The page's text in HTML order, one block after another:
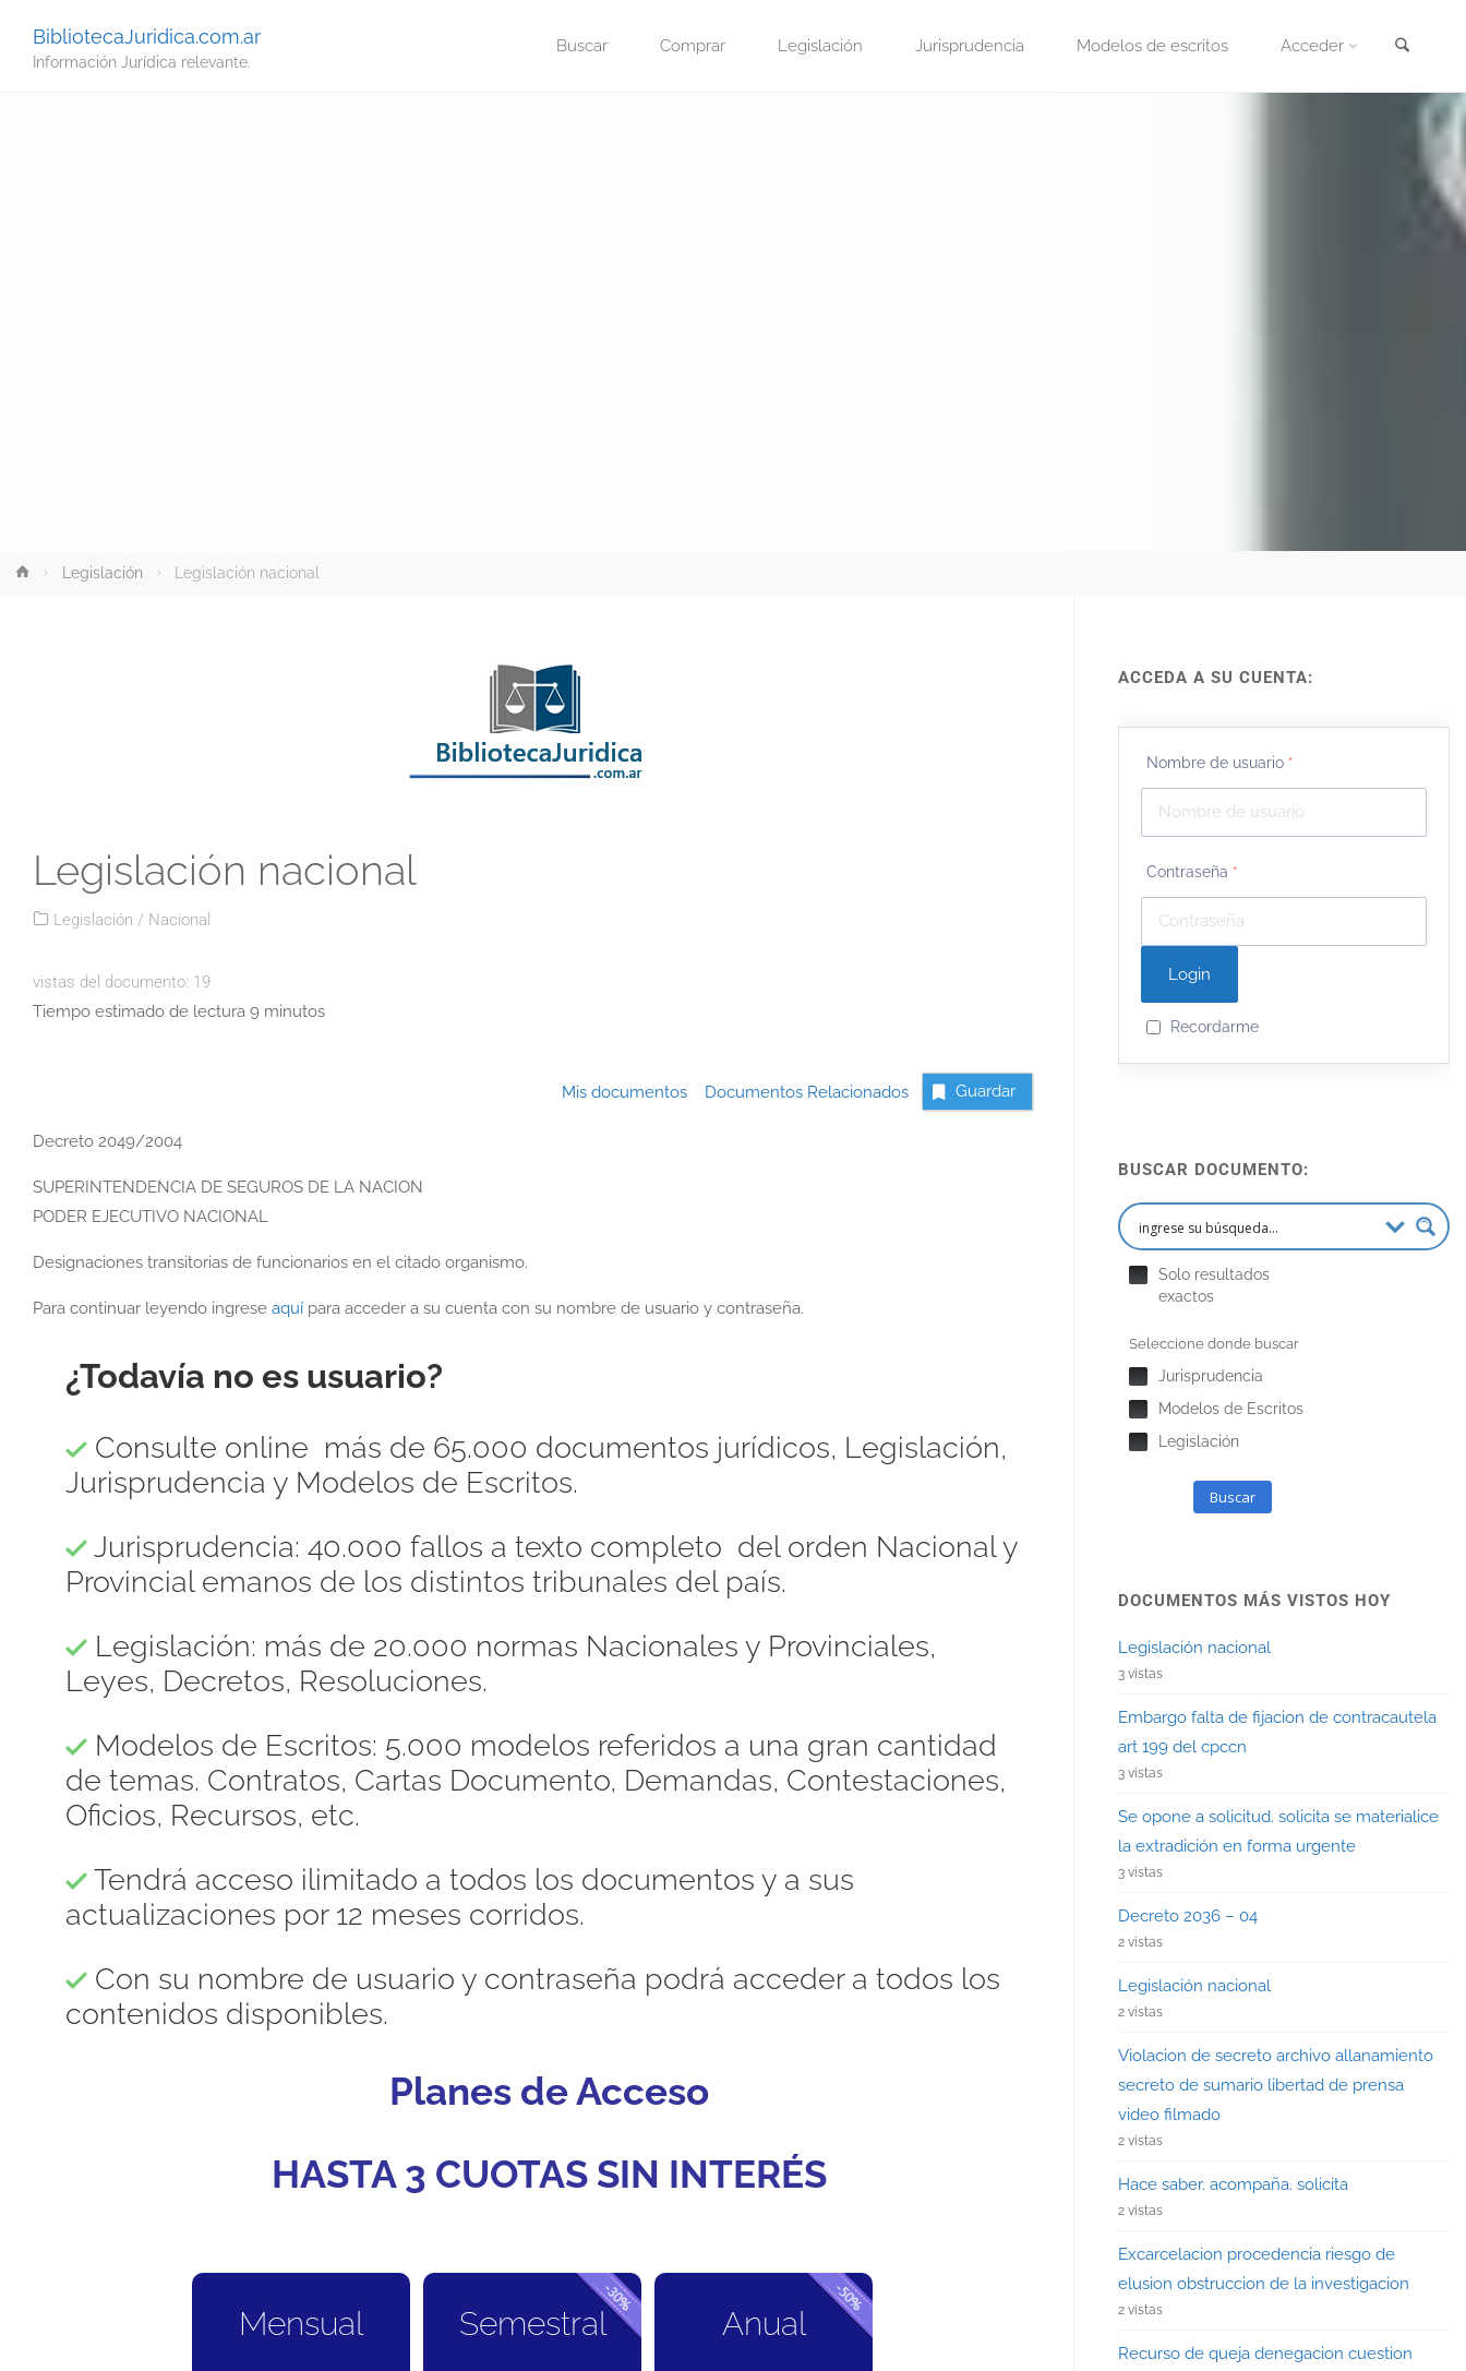
BibliotecaJuridica.com.ar
Información Jurídica relevante.
Buscar Comprar Legislación Jurisprudencia Modelos de escritos Acceder
Inicio Legislación Legislación nacional
Legislación nacional
Legislación / Nacional
vistas del documento: 19
Tiempo estimado de lectura 9 minutos
Mis documentosDocumentos Relacionados Guardar
Decreto 2049/2004
SUPERINTENDENCIA DE SEGUROS DE LA NACION
PODER EJECUTIVO NACIONAL
Designaciones transitorias de funcionarios en el citado organismo.
Para continuar leyendo ingrese aquí para acceder a su cuenta con su nombre de usuario y contraseña.
¿Todavía no es usuario?
Consulte online más de 65.000 documentos jurídicos, Legislación,
Jurisprudencia y Modelos de Escritos.
Jurisprudencia: 40.000 fallos a texto completo del orden Nacional y
Provincial emanos de los distintos tribunales del país.
Legislación: más de 20.000 normas Nacionales y Provinciales,
Leyes, Decretos, Resoluciones.
Modelos de Escritos: 5.000 modelos referidos a una gran cantidad
de temas. Contratos, Cartas Documento, Demandas, Contestaciones,
Oficios, Recursos, etc.
Tendrá acceso ilimitado a todos los documentos y a sus
actualizaciones por 12 meses corridos.
Con su nombre de usuario y contraseña podrá acceder a todos los
contenidos disponibles.
Planes de Acceso
HASTA 3 CUOTAS SIN INTERÉS
Mensual Semestral Anual
ACCEDA A SU CUENTA:
Nombre de usuario *
Contraseña *
Recordarme
BUSCAR DOCUMENTO:
Solo resultados
exactos
Seleccione donde buscar
Jurisprudencia
Modelos de Escritos
Legislación
Buscar
DOCUMENTOS MÁS VISTOS HOY
Legislación nacional
3 vistas
Embargo falta de fijacion de contracautela
art 199 del cpccn
3 vistas
Se opone a solicitud. solicita se materialice
la extradición en forma urgente
3 vistas
Decreto 2036 – 04
2 vistas
Legislación nacional
2 vistas
Violacion de secreto archivo allanamiento
secreto de sumario libertad de prensa
video filmado
2 vistas
Hace saber. acompaña. solicita
2 vistas
Excarcelacion procedencia riesgo de
elusion obstruccion de la investigacion
2 vistas
Recurso de queja denegacion cuestion